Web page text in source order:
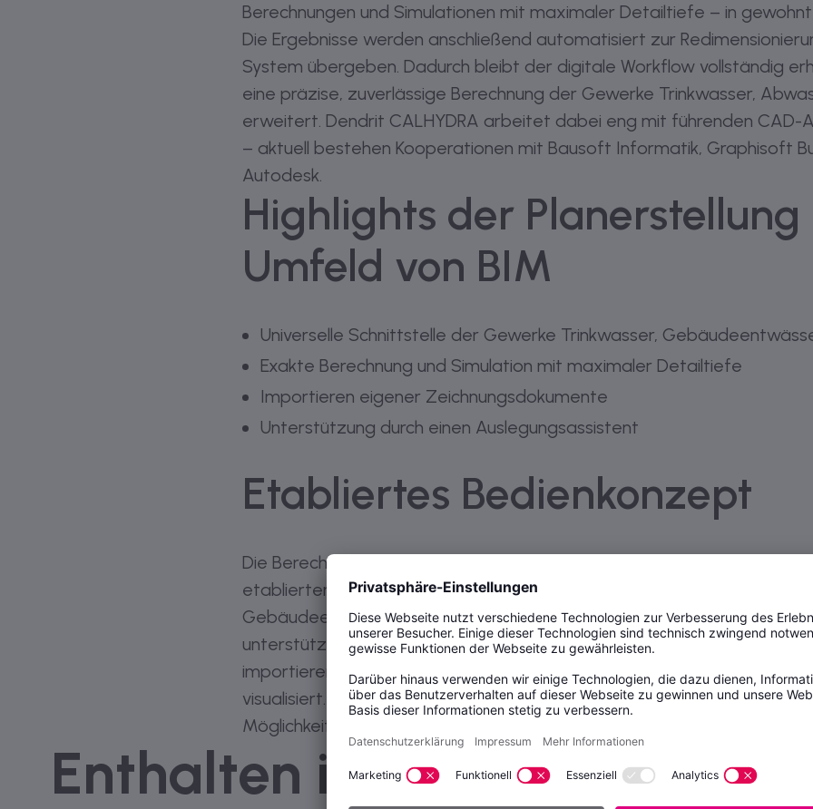
Berechnungen und Simulationen mit maximaler Detailtiefe – in
Die Ergebnisse werden anschließend automatisiert zur
System übergeben. Dadurch bleibt der digitale Workflow vollständig
eine präzise, zuverlässige Berechnung der Gewerke Trinkwasser,
erweitert. Dendrit CALHYDRA arbeitet dabei eng mit führenden CAD-
– aktuell bestehen Kooperationen mit Bausoft Informatik, Graphisoft
Autodesk.
Highlights der Planerstellung
Umfeld von BIM
Universelle Schnittstelle der Gewerke Trinkwasser,
Exakte Berechnung und Simulation mit maximaler Detailtiefe
Importieren eigener Zeichnungsdokumente
Unterstützung durch einen Auslegungsassistent
Etabliertes Bedienkonzept
Die Berechnungs- und Planungssoftware
bietet im
etablierten CAD-Systemen eine exakte Planung der Gewerke
Gebäudeentwässerung und Heizung auf höchstem Niveau. Dabei
unterstützten CAD-System oder der Autorensoftware vorhandenen
importieren und berechnen. Nach erfolgreicher Übergabe wird das
visualisiert. Bei der Ansichtsdarstellung stehen neben vordefinierten
Möglichkeiten der Etagenschnitte zur Verfügung.
Enthalten in folgenden